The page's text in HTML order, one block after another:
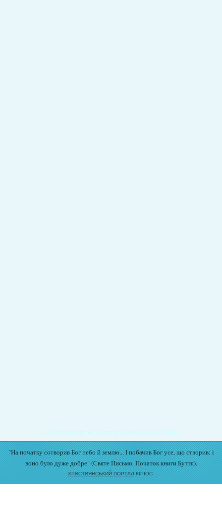
Подати записку на молитву Богослужіння онлайн
"На початку сотворив Бог небо й землю... І побачив Бог усе, що створив: і
воно було дуже добре" (Святе Письмо. Початок книги Буття).
ХРИСТИЯНСЬКИЙ ПОРТАЛ КІРІОС.